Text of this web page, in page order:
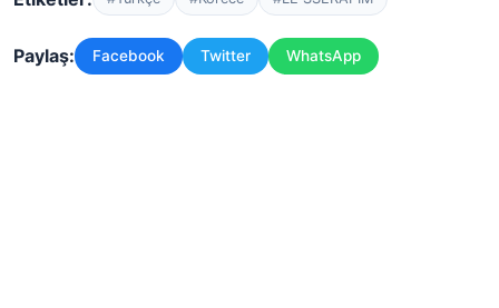
Paylaş: Facebook Twitter WhatsApp